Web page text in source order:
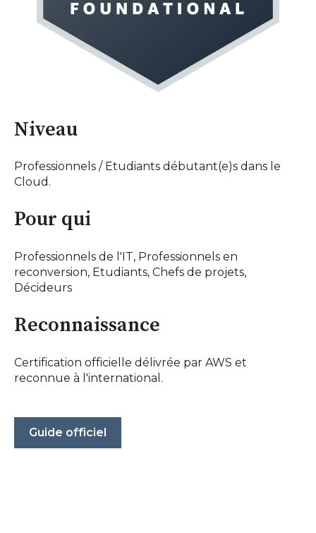
Niveau
Professionnels / Etudiants débutant(e)s dans le
Cloud.
Pour qui
Professionnels de l'IT, Professionnels en
reconversion, Etudiants, Chefs de projets,
Décideurs
Reconnaissance
Certification officielle délivrée par AWS et
reconnue à l'international.
Guide officiel